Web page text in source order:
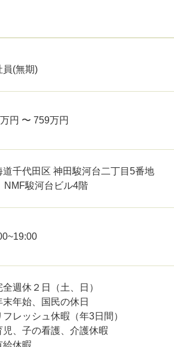
員(無期)
円 〜 759万円
道千代田区 神田駿河台二丁目5番地
駿河台ビル4階
全週休２日（土、日）
末年始、国民の休日
フレッシュ休暇（年3日間）
児、子の看護、介護休暇
給休暇